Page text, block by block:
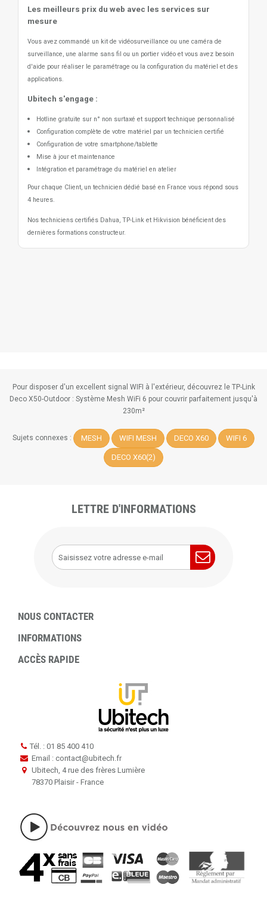
Les meilleurs prix du web avec les services sur
mesure
Vous avez commandé un kit de vidéosurveillance ou une caméra de
surveillance, une alarme sans fil ou un portier vidéo et vous avez besoin
d'aide pour réaliser le paramétrage ou la configuration du matériel et des
applications.
Ubitech s'engage :
Hotline gratuite sur n° non surtaxé et support technique personnalisé
Configuration complète de votre matériel par un technicien certifié
Configuration de votre smartphone/tablette
Mise à jour et maintenance
Intégration et paramétrage du matériel en atelier
Pour chaque Client, un technicien dédié basé en France vous répond sous
4 heures.
Nos techniciens certifiés Dahua, TP-Link et Hikvision bénéficient des
dernières formations constructeur.
Pour disposer d'un excellent signal WIFI à l'extérieur, découvrez le TP-Link
Deco X50-Outdoor : Système Mesh WiFi 6 pour couvrir parfaitement jusqu'à
230m²
Sujets connexes : MESH WIFI MESH DECO X60 WIFI 6
DECO X60(2)
LETTRE D'INFORMATIONS
NOUS CONTACTER
INFORMATIONS
ACCÈS RAPIDE
Tél. : 01 85 400 410
Email : contact@ubitech.fr
Ubitech, 4 rue des frères Lumière
78370 Plaisir - France